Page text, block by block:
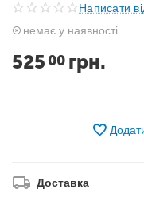
Написати
немає у наявності
525 00 грн.
Доставка